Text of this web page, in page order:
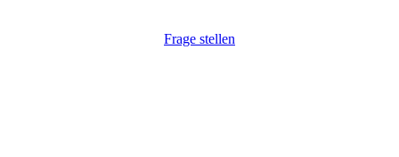
Frage stellen